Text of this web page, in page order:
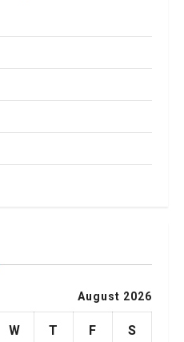
August 2026
W T F S